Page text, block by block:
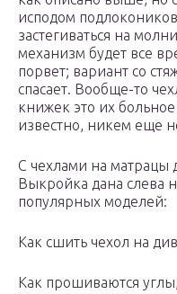
исподом
застегиваться на
механизм будет все
порвет; вариант со
спасает. Вообще-то
книжек это их
известно, никем еще
С чехлами на матрацы
Выкройка дана слева
популярных моделей:
Как сшить чехол на
Как прошиваются